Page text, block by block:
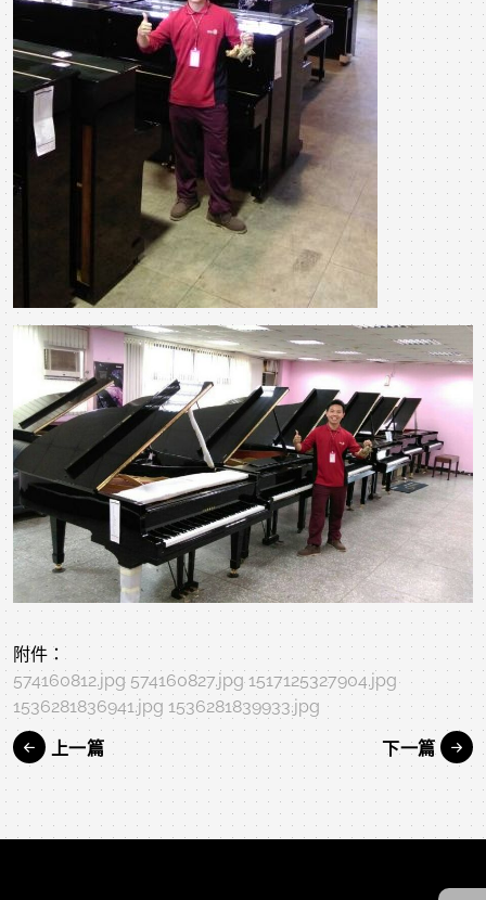
附件：
574160812.jpg 574160827.jpg 1517125327904.jpg
1536281836941.jpg 1536281839933.jpg
上一篇 下一篇